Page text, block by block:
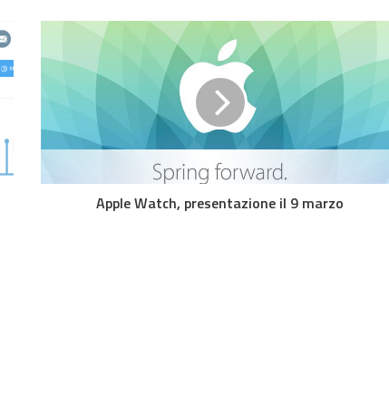
Apple Watch, presentazione il 9 marzo